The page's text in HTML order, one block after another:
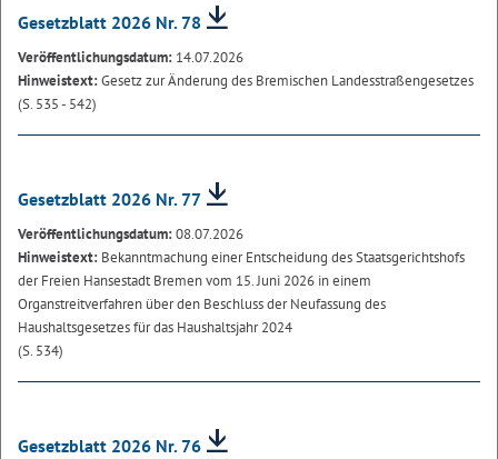
Gesetzblatt 2026 Nr. 78
Veröffentlichungsdatum: 14.07.2026
Hinweistext:Gesetz zur Änderung des Bremischen Landesstraßengesetzes
(S. 535 - 542)
Gesetzblatt 2026 Nr. 77
Veröffentlichungsdatum:08.07.2026
Hinweistext: Bekanntmachung einer Entscheidung des Staatsgerichtshofs
der Freien Hansestadt Bremen vom 15. Juni 2026 in einem
Organstreitverfahren über den Beschluss der Neufassung des
Haushaltsgesetzes für das Haushaltsjahr 2024
(S. 534)
Gesetzblatt 2026 Nr. 76